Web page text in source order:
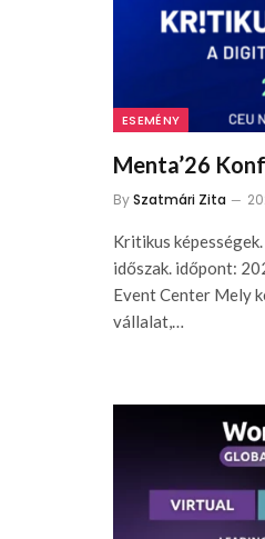
ESEMÉNY
Menta’26
BySzatmári Zita
Kritikus
időszak. időpont:
Event Center Mely
vállalat,…